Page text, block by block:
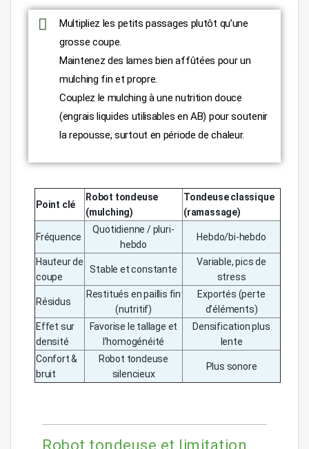
Multipliez les petits passages plutôt qu’une
grosse coupe.
Maintenez des lames bien affûtées pour un
mulching fin et propre.
Couplez le mulching à une nutrition douce
(engrais liquides utilisables en AB) pour soutenir
la repousse, surtout en période de chaleur.
Point clé
Robot tondeuse
(mulching)
Tondeuse classique
(ramassage)
Fréquence
Quotidienne / pluri-
hebdo
Hebdo/bi-hebdo
Hauteur de
coupe
Stable et constante
Variable, pics de
stress
Résidus
Restitués en paillis fin
(nutritif)
Exportés (perte
d’éléments)
Effet sur
densité
Favorise le tallage et
l’homogénéité
Densification plus
lente
Confort &
bruit
Robot tondeuse
silencieux
Plus sonore
Robot tondeuse et limitation